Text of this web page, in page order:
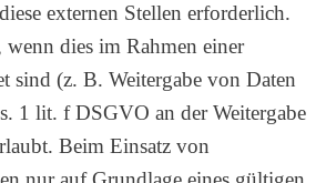
externen Stellen erforderlich.
wenn dies im Rahmen einer
sind (z. B. Weitergabe von Daten
1 lit. f DSGVO an der Weitergabe
Beim Einsatz von